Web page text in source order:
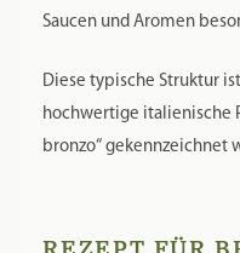
Saucen und Aromen
Diese typische Struktur
hochwertige italienische
bronzo“ gekennzeichnet